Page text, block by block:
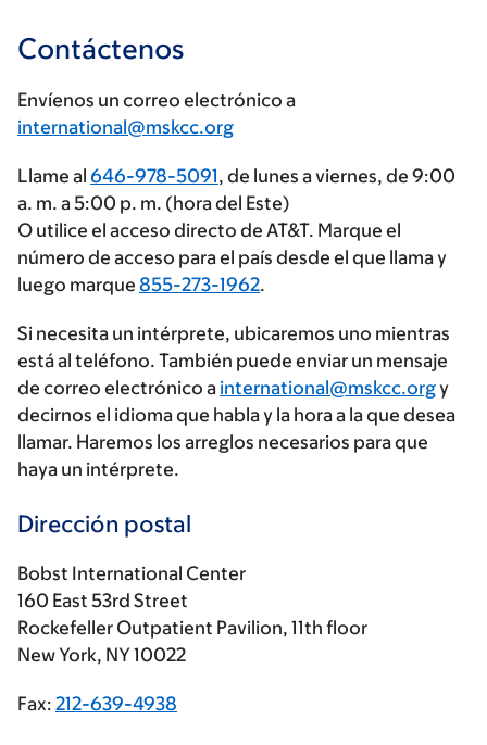
Contáctenos
Envíenos un correo electrónico a
international@mskcc.org
Llame al 646-978-5091, de lunes a viernes, de 9:00
a. m. a 5:00 p. m. (hora del Este)
O utilice el acceso directo de AT&T. Marque el
número de acceso para el país desde el que llama y
luego marque 855-273-1962.
Si necesita un intérprete, ubicaremos uno mientras
está al teléfono. También puede enviar un mensaje
de correo electrónico a international@mskcc.orgy
decirnos el idioma que habla y la hora a la que desea
llamar. Haremos los arreglos necesarios para que
haya un intérprete.
Dirección postal
Bobst International Center
160 East 53rd Street
Rockefeller Outpatient Pavilion, 11th floor
New York, NY 10022
Fax: 212-639-4938